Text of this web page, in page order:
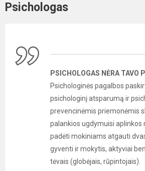
Psichologas
PSICHOLOGAS NĖRA TAVO
Psichologinės pagalbos
psichologinį atsparumą ir
prevencinėmis priemonėmis
palankios ugdymuisi aplinkos
padėti mokiniams atgauti
gyventi ir mokytis, aktyviai
tėvais (globėjais, rūpintojais).